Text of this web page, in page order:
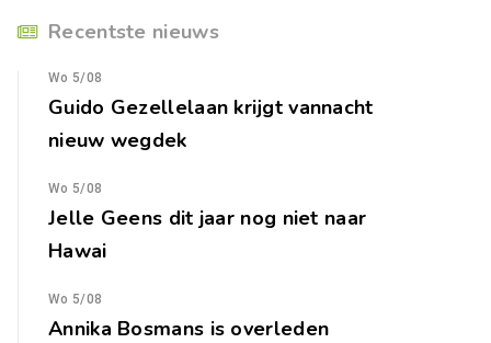
Recentste nieuws
Wo 5/08
Guido Gezellelaan krijgt vannacht
nieuw wegdek
Wo 5/08
Jelle Geens dit jaar nog niet naar
Hawai
Wo 5/08
Annika Bosmans is overleden